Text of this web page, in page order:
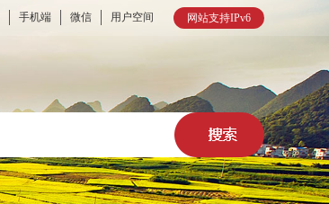
网站支持IPv6
手机端 微信 用户空间